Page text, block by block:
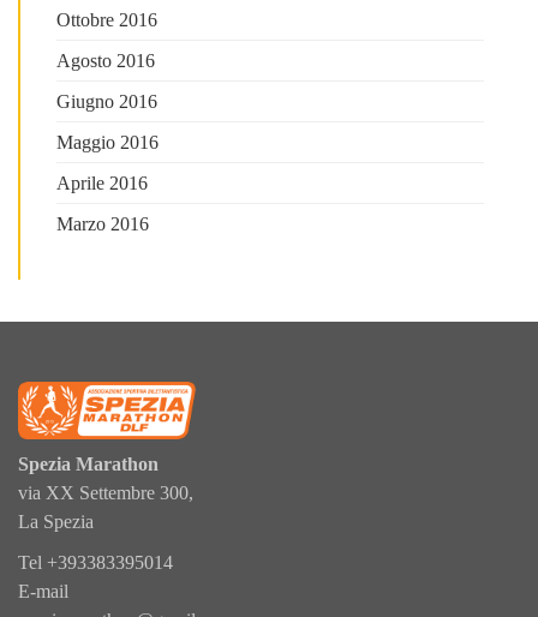
Ottobre 2016
Agosto 2016
Giugno 2016
Maggio 2016
Aprile 2016
Marzo 2016
Spezia Marathon
via XX Settembre 300,
La Spezia
Tel +393383395014
E-mail